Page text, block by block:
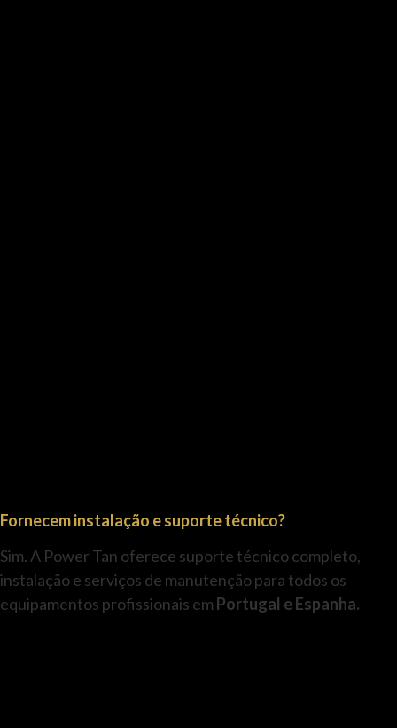
Fornecem instalação e suporte técnico?
Sim. A Power Tan oferece suporte técnico completo,
instalação e serviços de manutenção para todos os
equipamentos profissionais em Portugal e Espanha.